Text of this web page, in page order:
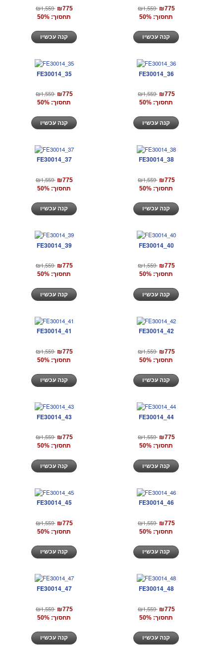
₪1,559 ₪775
תחסוך: 50%
₪1,559 ₪775
תחסוך: 50%
FE30014_35
₪1,559 ₪775
תחסוך: 50%
FE30014_36
₪1,559 ₪775
תחסוך: 50%
FE30014_37
₪1,559 ₪775
תחסוך: 50%
FE30014_38
₪1,559 ₪775
תחסוך: 50%
FE30014_39
₪1,559 ₪775
תחסוך: 50%
FE30014_40
₪1,559 ₪775
תחסוך: 50%
FE30014_41
₪1,559 ₪775
תחסוך: 50%
FE30014_42
₪1,559 ₪775
תחסוך: 50%
FE30014_43
₪1,559 ₪775
תחסוך: 50%
FE30014_44
₪1,559 ₪775
תחסוך: 50%
FE30014_45
₪1,559 ₪775
תחסוך: 50%
FE30014_46
₪1,559 ₪775
תחסוך: 50%
FE30014_47
₪1,559 ₪775
תחסוך: 50%
FE30014_48
₪1,559 ₪775
תחסוך: 50%